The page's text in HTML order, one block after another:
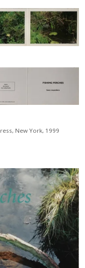
New York, 1999